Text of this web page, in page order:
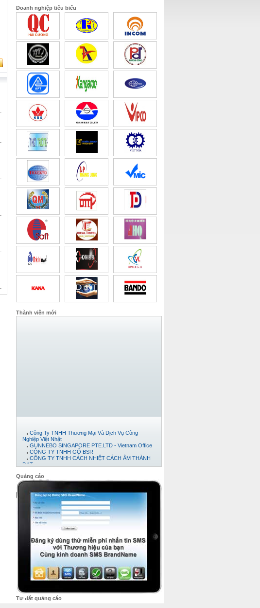
Doanh nghiệp tiêu biểu
Thành viên mới
Công Ty TNHH Thương Mại Và Dịch Vụ Công
Nghiệp Việt Nhật
GUNNEBO SINGAPORE PTE.LTD - Vietnam Office
CÔNG TY TNHH GỖ BSR
CÔNG TY TNHH CÁCH NHIỆT CÁCH ÂM THÀNH
ĐẠT
Máy Đếm Tiền Huy Hoàng
Công ty cổ phần thương mại và phát triển thép Việt
CTY TNHH TM-DV XUẤT NHẬP KHẨU TRÍ VIỆT.
PHÁT
CÔNG TY TNHH NỘI THẤT ĐỒNG GIA PHÁT
Công ty TNHH Xuất Nhập Khẩu TH Tân Viễn Đông
Công Ty TNHH Pusico Việt Nam
Công Ty Cổ Phần Công Nghệ Intersys Toàn Cầu
công ty tnhh thương mai dịch vụ kỷ thuật thái anh tài
CÔNG TY TNHH XNK TMDV NGÔI SAO VIỆT
Công Ty TNHH Khoa Học Xanh
Công ty TNHH XNK Quỳnh Thiên Phát
Công ty Cổ phần Kỹ thuật Ý Tưởng
Công Ty TNHH Phát Triển Dự Án Song Nam
CÔNG TY CỔ PHẦN BÊ TÔNG NHẸ ĐÀ NẴNG
Công ty Cổ Phần Bình Vinh
Quảng cáo
Tự đặt quảng cáo